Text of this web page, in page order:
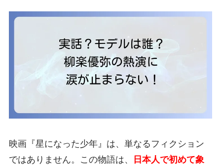
映画『星になった少年』は、単なるフィクション
ではありません。この物語は、
日本人で初めて象